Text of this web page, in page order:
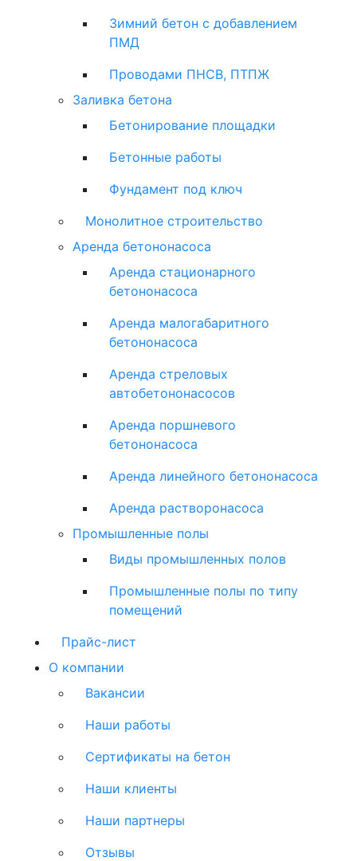
Зимний бетон с добавлением
ПМД
Проводами ПНСВ, ПТПЖ
Заливка бетона
Бетонирование площадки
Бетонные работы
Фундамент под ключ
Монолитное строительство
Аренда бетононасоса
Аренда стационарного
бетононасоса
Аренда малогабаритного
бетононасоса
Аренда стреловых
автобетононасосов
Аренда поршневого
бетононасоса
Аренда линейного бетононасоса
Аренда растворонасоса
Промышленные полы
Виды промышленных полов
Промышленные полы по типу
помещений
Прайс-лист
О компании
Вакансии
Наши работы
Сертификаты на бетон
Наши клиенты
Наши партнеры
Отзывы